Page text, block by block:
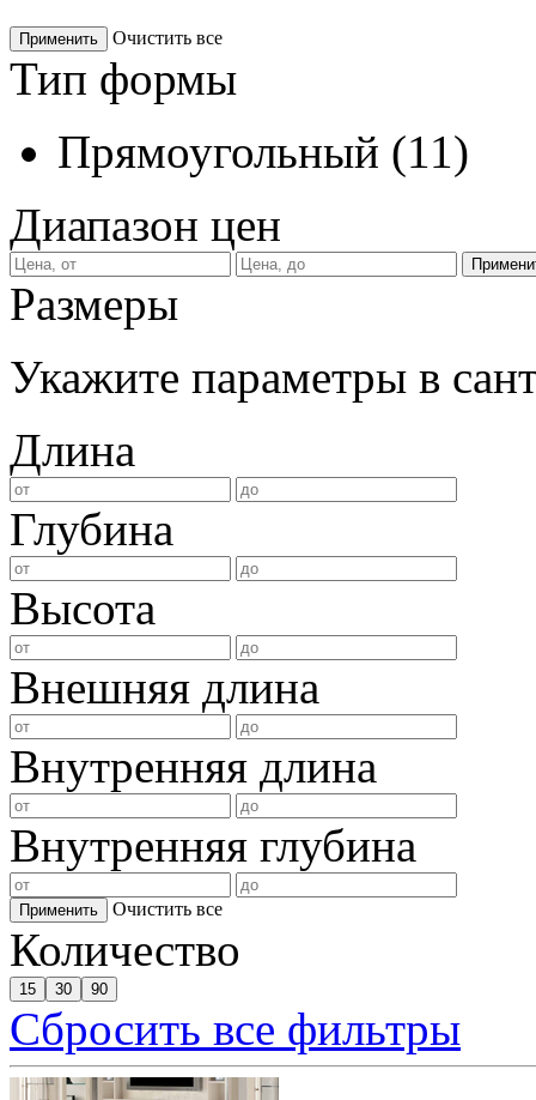
Применить Очистить все
Тип формы
Прямоугольный (11)
Диапазон цен
Размеры
Укажите параметры в
Длина
Глубина
Высота
Внешняя длина
Внутренняя длина
Внутренняя глубина
Применить Очистить все
Количество
15 30 90
Сбросить все фильтры